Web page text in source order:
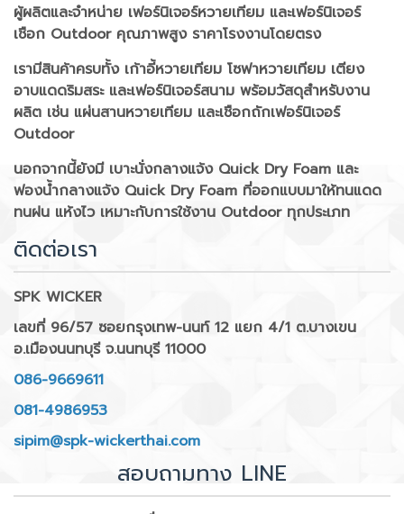
ผู้ผลิตและจำหน่าย เฟอร์นิเจอร์หวายเทียม และเฟอร์นิเจอร์
เชือก Outdoor คุณภาพสูง ราคาโรงงานโดยตรง
เรามีสินค้าครบทั้ง เก้าอี้หวายเทียม โซฟาหวายเทียม เตียง
อาบแดดริมสระ และเฟอร์นิเจอร์สนาม พร้อมวัสดุสำหรับงาน
ผลิต เช่น แผ่นสานหวายเทียม และเชือกถักเฟอร์นิเจอร์
Outdoor
นอกจากนี้ยังมี เบาะนั่งกลางแจ้ง Quick Dry Foam และ
ฟองน้ำกลางแจ้ง Quick Dry Foam ที่ออกแบบมาให้ทนแดด
ทนฝน แห้งไว เหมาะกับการใช้งาน Outdoor ทุกประเภท
ติดต่อเรา
SPK WICKER
เลขที่ 96/57 ซอยกรุงเทพ-นนท์ 12 แยก 4/1 ต.บางเขน
อ.เมืองนนทบุรี จ.นนทบุรี 11000
086-9669611
081-4986953
sipim@spk-wickerthai.com
สอบถามทาง LINE